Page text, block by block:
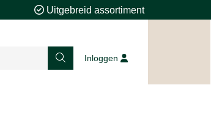
Uitgebreid assortiment
Inloggen